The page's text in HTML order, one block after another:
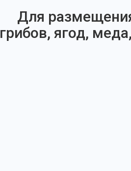
Для
грибов, ягод,